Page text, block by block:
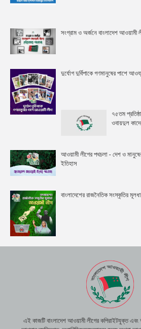
সংগ্রাম ও অর্জনে বাংলাদেশ আওয়ামী
দুর্যোগ দুর্বিপাকে গণমানুষের পাশে
৭৫তম
ওবায়দুল
আওয়ামী লীগের পথচলা - দেশ ও
ইতিহাস
বাংলাদেশের রাজনৈতিক সংস্কৃতির
এই কাজটি বাংলাদেশ আওয়ামী লীগের কপিরাইটযুক্ত